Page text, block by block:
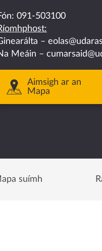
091-503100
–
Meáin –
Aimsigh ar an
Mapa
suímh